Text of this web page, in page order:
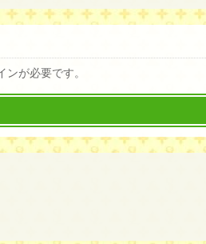
が必要です。